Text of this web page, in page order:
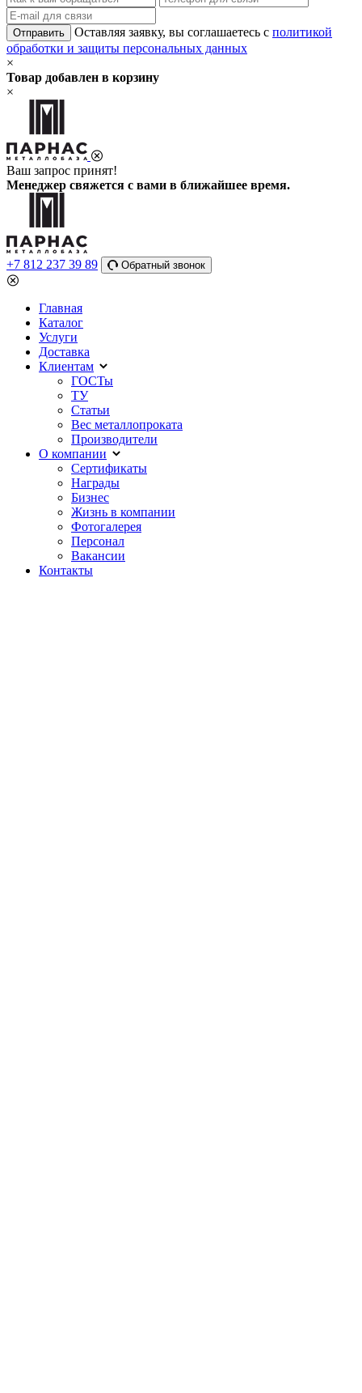
Отправить Оставляя заявку, вы соглашаетесь с политикой
обработки и защиты персональных данных
×
Товар добавлен в корзину
×
Ваш запрос принят!
Менеджер свяжется с вами в ближайшее время.
+7 812 237 39 89 Обратный звонок
Главная
Каталог
Услуги
Доставка
Клиентам
ГОСТы
ТУ
Статьи
Вес металлопроката
Производители
О компании
Сертификаты
Награды
Бизнес
Жизнь в компании
Фотогалерея
Персонал
Вакансии
Контакты